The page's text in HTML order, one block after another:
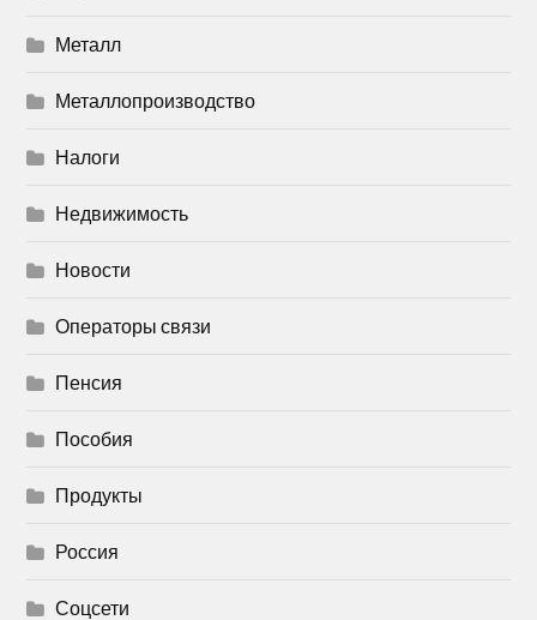
Металл
Металлопроизводство
Налоги
Недвижимость
Новости
Операторы связи
Пенсия
Пособия
Продукты
Россия
Соцсети